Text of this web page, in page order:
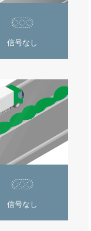
信号なし
信号なし